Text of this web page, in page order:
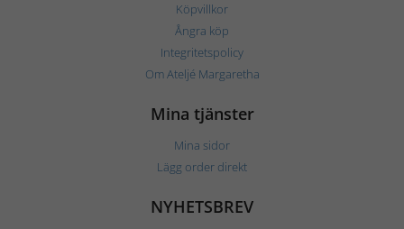
Köpvillkor
Ångra köp
Integritetspolicy
Om Ateljé Margaretha
Mina tjänster
Mina sidor
Lägg order direkt
NYHETSBREV